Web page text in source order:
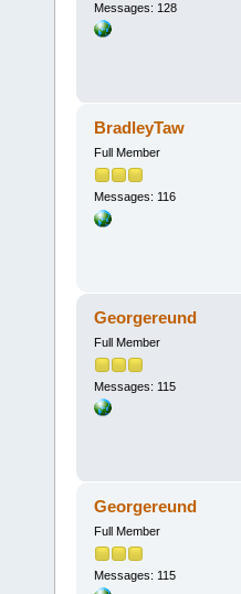
Messages: 128
BradleyTaw
Full Member
Messages: 116
Georgereund
Full Member
Messages: 115
Georgereund
Full Member
Messages: 115